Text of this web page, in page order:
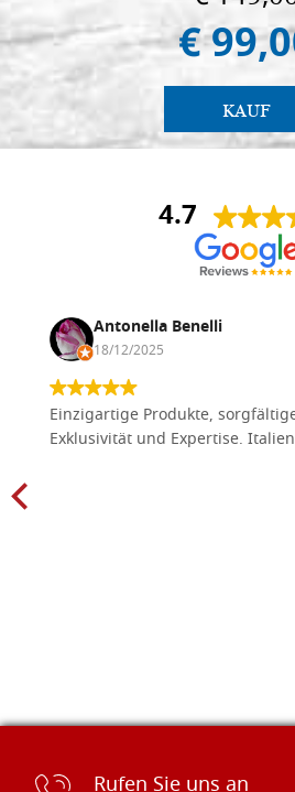
€
KAUF
4.7
Antonella Benelli
18/12/2025
Einzigartige Produkte,
Exklusivität und Expertise.